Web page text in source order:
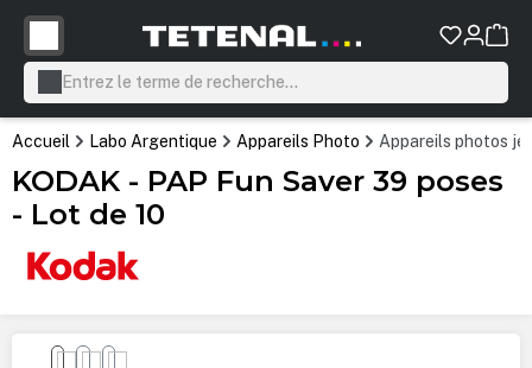
principal
Accueil Labo Argentique Appareils Photo Appareils photos
KODAK - PAP Fun Saver 39 poses
- Lot de 10
Ignorer la galerie d'images